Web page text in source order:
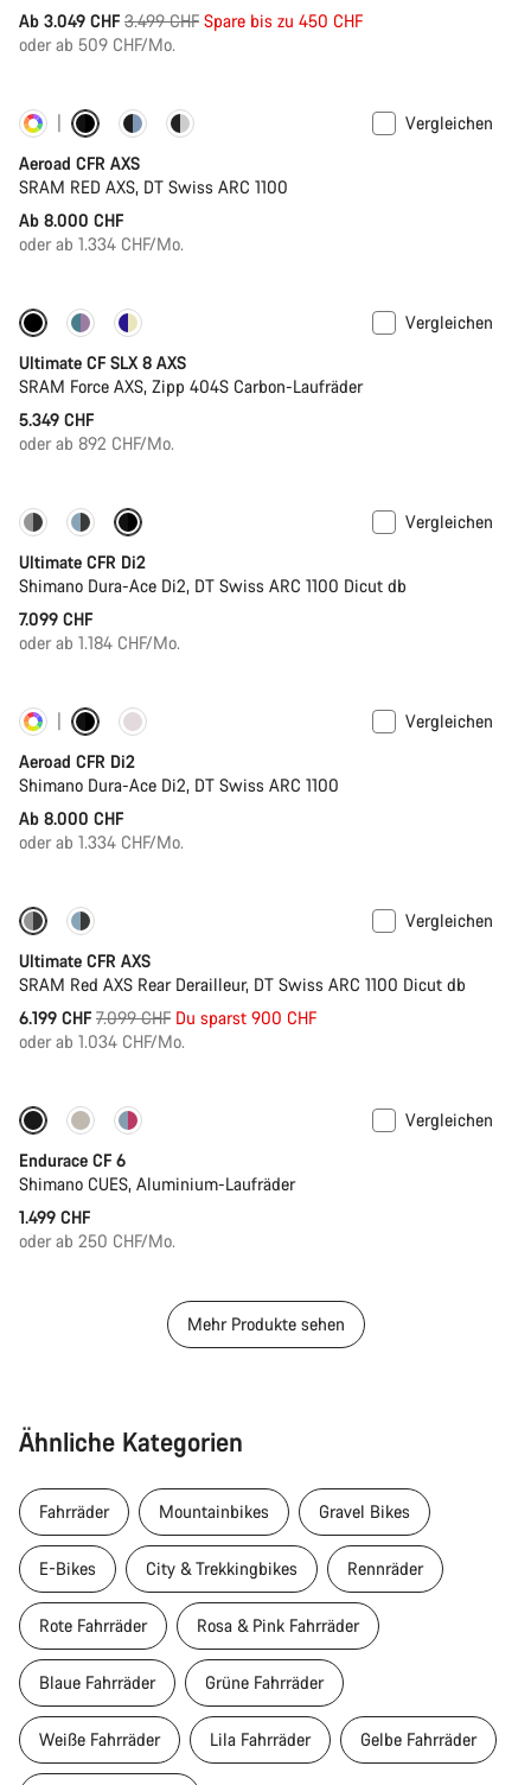
Ab 3.049 CHF Ursprungspreis
3.499 CHF Spare bis zu 450 CHF
oder ab 509 CHF/Mo.
Konfigurieren Powermeter
Vergleichen
Aeroad CFR AXS
SRAM RED AXS, DT Swiss ARC 1100
Ab 8.000 CHF
oder ab 1.334 CHF/Mo.
Neue Verfügbarkeiten
Vergleichen
Ultimate CF SLX 8 AXS
SRAM Force AXS, Zipp 404S Carbon-Laufräder
5.349 CHF
oder ab 892 CHF/Mo.
PACE Bar Neue Farbe verfügbar
Vergleichen
Ultimate CFR Di2
Shimano Dura-Ace Di2, DT Swiss ARC 1100 Dicut db
7.099 CHF
oder ab 1.184 CHF/Mo.
Konfigurieren
Vergleichen
Aeroad CFR Di2
Shimano Dura-Ace Di2, DT Swiss ARC 1100
Ab 8.000 CHF
oder ab 1.334 CHF/Mo.
-13%
Vergleichen
Ultimate CFR AXS
SRAM Red AXS Rear Derailleur, DT Swiss ARC 1100 Dicut db
6.199 CHF Ursprungspreis
7.099 CHF Du sparst 900 CHF
oder ab 1.034 CHF/Mo.
Neu
Vergleichen
Endurace CF 6
Shimano CUES, Aluminium-Laufräder
1.499 CHF
oder ab 250 CHF/Mo.
Mehr Produkte sehen
Ähnliche Kategorien
Fahrräder Mountainbikes Gravel Bikes
E-Bikes City & Trekkingbikes Rennräder
Rote Fahrräder Rosa & Pink Fahrräder
Blaue Fahrräder Grüne Fahrräder
Weiße Fahrräder Lila Fahrräder Gelbe Fahrräder